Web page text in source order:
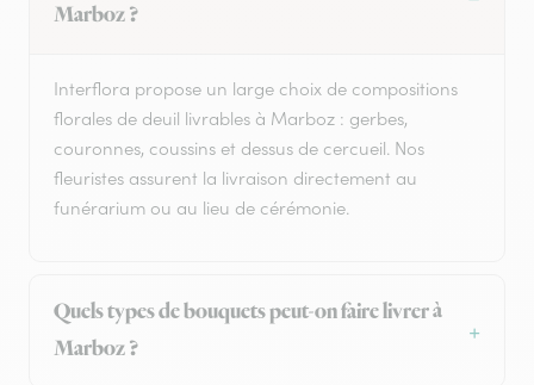
Marboz ?
Interflora propose un large choix de compositions
florales de deuil livrables à Marboz : gerbes,
couronnes, coussins et dessus de cercueil. Nos
fleuristes assurent la livraison directement au
funérarium ou au lieu de cérémonie.
Quels types de bouquets peut-on faire livrer à
Marboz ?